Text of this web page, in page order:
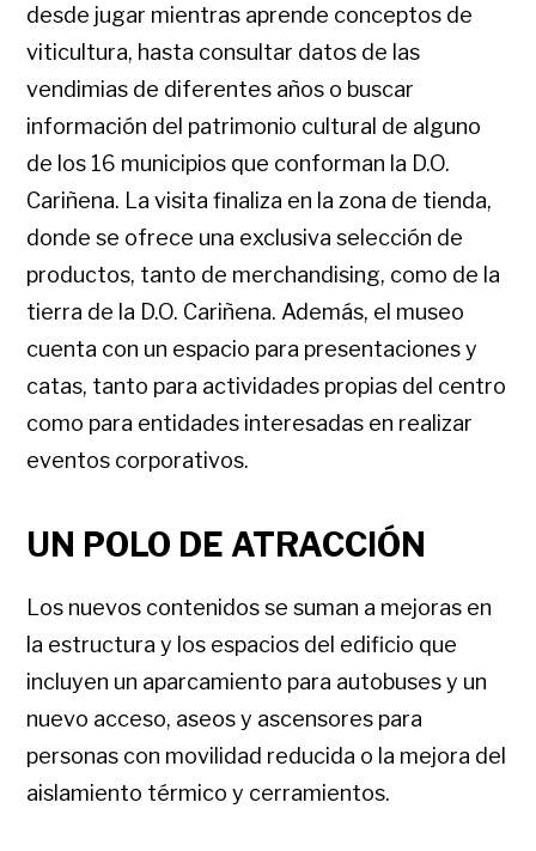
desde jugar mientras aprende conceptos de
viticultura, hasta consultar datos de las
vendimias de diferentes años o buscar
información del patrimonio cultural de alguno
de los 16 municipios que conforman la D.O.
Cariñena. La visita finaliza en la zona de tienda,
donde se ofrece una exclusiva selección de
productos, tanto de merchandising, como de la
tierra de la D.O. Cariñena. Además, el museo
cuenta con un espacio para presentaciones y
catas, tanto para actividades propias del centro
como para entidades interesadas en realizar
eventos corporativos.
UN POLO DE ATRACCIÓN
Los nuevos contenidos se suman a mejoras en
la estructura y los espacios del edificio que
incluyen un aparcamiento para autobuses y un
nuevo acceso, aseos y ascensores para
personas con movilidad reducida o la mejora del
aislamiento térmico y cerramientos.